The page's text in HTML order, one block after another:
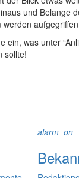
und Belange
ein, was unter
sollte!
alarm_on